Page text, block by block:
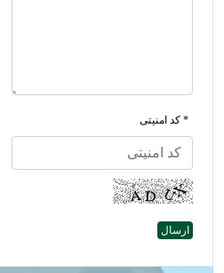
* کد امنیتی